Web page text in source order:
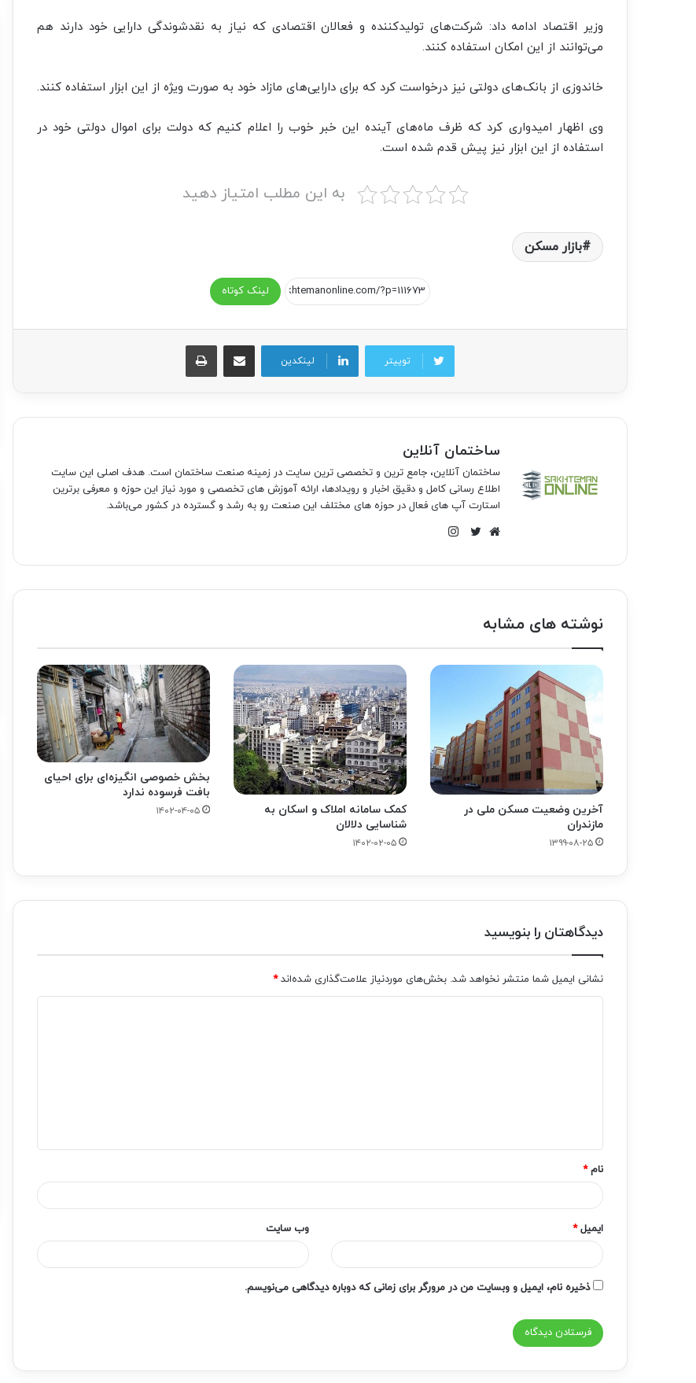
وزیر اقتصاد ادامه داد: شرکت‌های تولیدکننده و فعالان اقتصادی که نیاز به نقدشوندگی دارایی خود دارند هم
می‌توانند از این امکان استفاده کنند.
خاندوزی از بانک‌های دولتی نیز درخواست کرد که برای دارایی‌های مازاد خود به صورت ویژه از این ابزار استفاده کنند.
وی اظهار امیدواری کرد که ظرف‌ ماه‌های آینده این خبر خوب را اعلام کنیم که دولت برای اموال دولتی خود در
استفاده از این ابزار نیز پیش قدم شده است.
به این مطلب امتیاز دهید
بازار مسکن
لینک کوتاه
توییتر لینکدین
اشتراک گذاری از طریق ایمیل چاپ
ساختمان آنلاین
ساختمان آنلاین، جامع ترین و تخصصی ترین سایت در زمینه صنعت ساختمان است. هدف اصلی این سایت
اطلاع رسانی کامل و دقیق اخبار و رویدادها، ارائه آموزش های تخصصی و مورد نیاز این حوزه و معرفی برترین
استارت آپ های فعال در حوزه های مختلف این صنعت رو به رشد و گسترده در کشور می‌باشد.
نوشته های مشابه
آخرین وضعیت مسکن ملی در
مازندران
۱۳۹۹-۰۸-۲۵
کمک سامانه املاک و اسکان به
شناسایی دلالان
۱۴۰۲-۰۲-۰۵
بخش خصوصی انگیزه‌ای برای احیای
بافت فرسوده ندارد
۱۴۰۲-۰۴-۰۵
دیدگاهتان را بنویسید
نشانی ایمیل شما منتشر نخواهد شد. بخش‌های موردنیاز علامت‌گذاری شده‌اند*
*
نام*
ایمیل* وب‌ سایت
ذخیره نام، ایمیل و وبسایت من در مرورگر برای زمانی که دوباره دیدگاهی می‌نویسم.